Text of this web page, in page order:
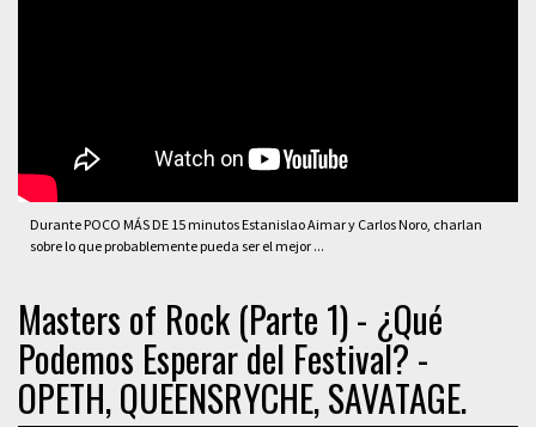
Durante POCO MÁS DE 15 minutos Estanislao Aimar y Carlos Noro, charlan
sobre lo que probablemente pueda ser el mejor ...
Masters of Rock (Parte 1) - ¿Qué
Podemos Esperar del Festival? -
OPETH, QUEENSRYCHE, SAVATAGE.